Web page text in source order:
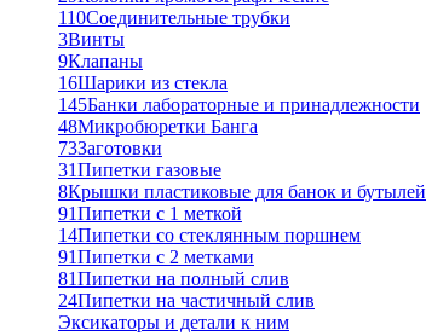
110Соединительные трубки
3Винты
9Клапаны
16Шарики из стекла
145Банки лабораторные и принадлежности
48Микробюретки Банга
73Заготовки
31Пипетки газовые
8Крышки пластиковые для банок и бутылей
91Пипетки с 1 меткой
14Пипетки со стеклянным поршнем
91Пипетки с 2 метками
81Пипетки на полный слив
24Пипетки на частичный слив
Эксикаторы и детали к ним